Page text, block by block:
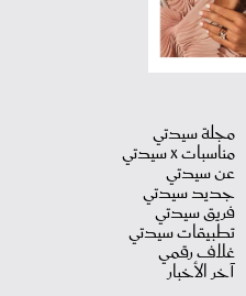
مجلة سيدتي
مناسبات X سيدتي
عن سيدتي
جديد سيدتي
فريق سيدتي
تطبيقات سيدتي
غلاف رقمي
آخر الأخبار